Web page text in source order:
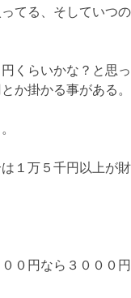
てる、そしていつの
くらいかな？と思っ
か掛かる事がある。
１万５千円以上が財
０円なら３０００円